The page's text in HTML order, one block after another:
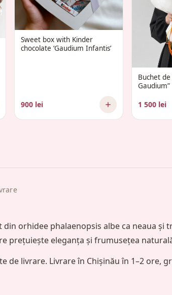
Sweet box with Kinder
chocolate ‘Gaudium Infantis’
900 lei
Buchet
Gaudium”
1 500 lei
orhidee phalaenopsis albe ca neaua și
prețuiește eleganța și frumusețea
de livrare. Livrare în Chișinău în 1–2 ore,